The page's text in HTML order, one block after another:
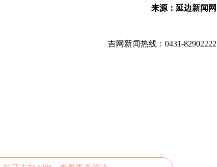
来源：延边新闻网
吉网新闻热线：0431-82902222